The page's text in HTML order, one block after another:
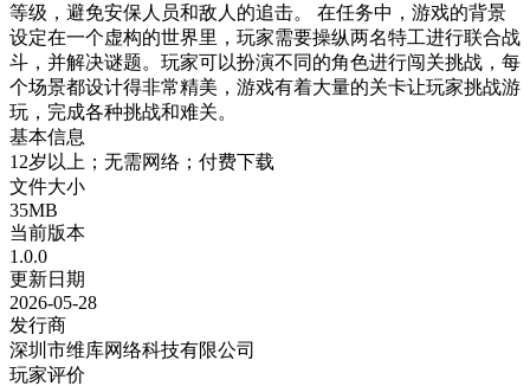
等级，避免安保人员和敌人的追击。 在任务中，游戏的背景
设定在一个虚构的世界里，玩家需要操纵两名特工进行联合战
斗，并解决谜题。玩家可以扮演不同的角色进行闯关挑战，每
个场景都设计得非常精美，游戏有着大量的关卡让玩家挑战游
玩，完成各种挑战和难关。
基本信息
12岁以上；无需网络；付费下载
文件大小
35MB
当前版本
1.0.0
更新日期
2026-05-28
发行商
深圳市维库网络科技有限公司
玩家评价